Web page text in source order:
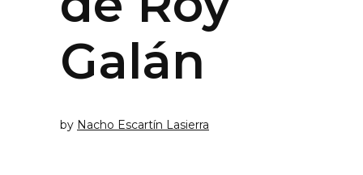
Galán
by Nacho Escartín Lasierra